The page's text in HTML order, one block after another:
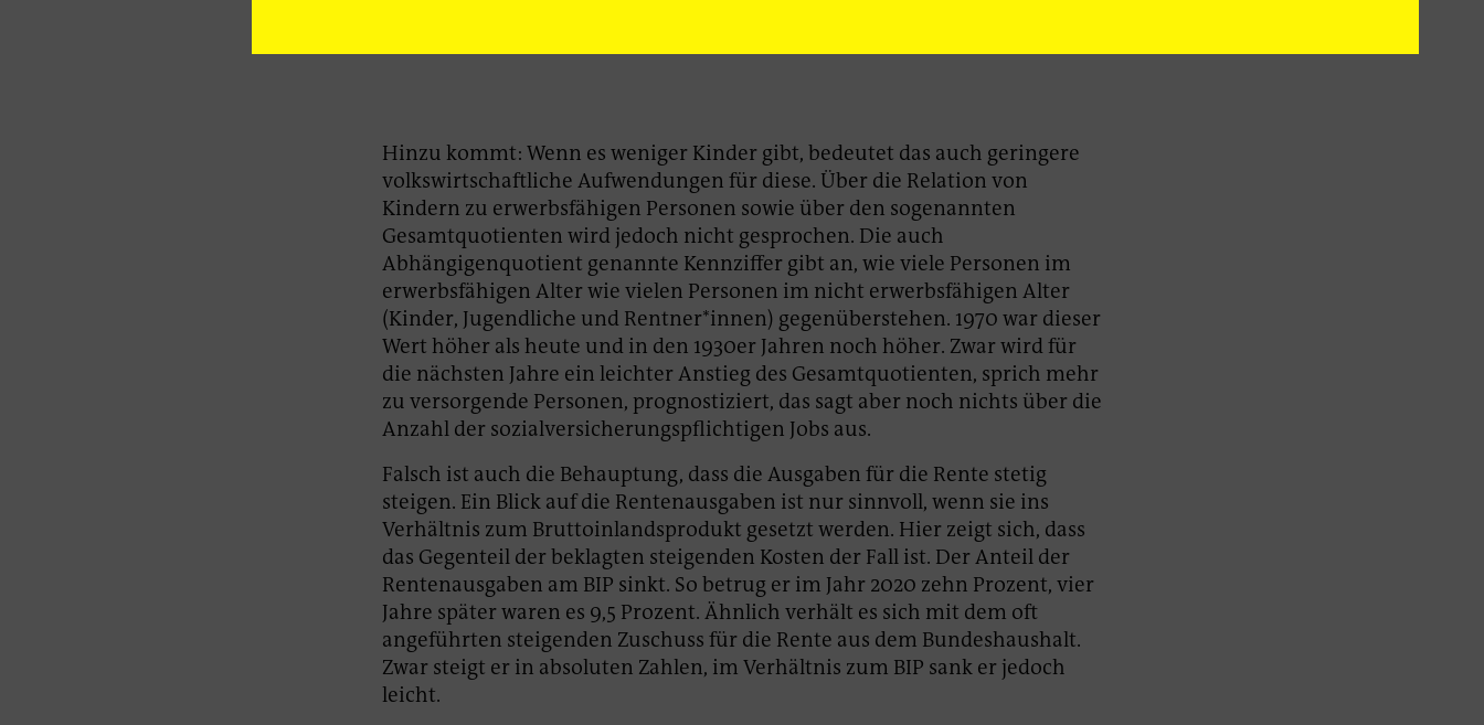
Hinzu kommt: Wenn es weniger Kinder gibt, bedeutet das auch geringere
volkswirtschaftliche Aufwendungen für diese. Über die Relation von
Kindern zu erwerbsfähigen Personen sowie über den sogenannten
Gesamtquotienten wird jedoch nicht gesprochen. Die auch
Abhängigenquotient genannte Kennziffer gibt an, wie viele Personen im
erwerbsfähigen Alter wie vielen Personen im nicht erwerbsfähigen Alter
(Kinder, Jugendliche und Rentner*innen) gegenüberstehen. 1970 war dieser
Wert höher als heute und in den 1930er Jahren noch höher. Zwar wird für
die nächsten Jahre ein leichter Anstieg des Gesamtquotienten, sprich mehr
zu versorgende Personen, prognostiziert, das sagt aber noch nichts über die
Anzahl der sozialversicherungspflichtigen Jobs aus.
Falsch ist auch die Behauptung, dass die Ausgaben für die Rente stetig
steigen. Ein Blick auf die Rentenausgaben ist nur sinnvoll, wenn sie ins
Verhältnis zum Bruttoinlandsprodukt gesetzt werden. Hier zeigt sich, dass
das Gegenteil der beklagten steigenden Kosten der Fall ist. Der Anteil der
Rentenausgaben am BIP sinkt. So betrug er im Jahr 2020 zehn Prozent, vier
Jahre später waren es 9,5 Prozent. Ähnlich verhält es sich mit dem oft
angeführten steigenden Zuschuss für die Rente aus dem Bundeshaushalt.
Zwar steigt er in absoluten Zahlen, im Verhältnis zum BIP sank er jedoch
leicht.